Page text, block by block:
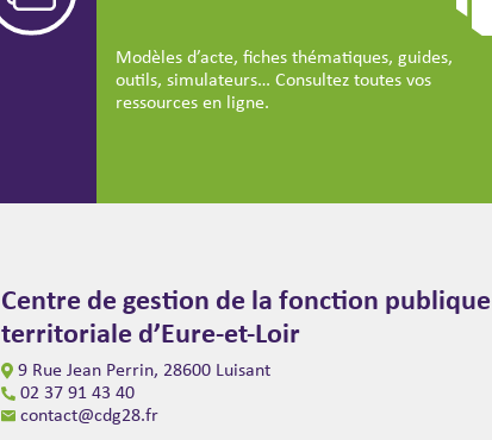
Modèles d’acte, fiches thématiques, guides,
outils, simulateurs… Consultez toutes vos
ressources en ligne.
Centre de gestion de la fonction publique
territoriale d’Eure-et-Loir
9 Rue Jean Perrin, 28600 Luisant
02 37 91 43 40
contact@cdg28.fr